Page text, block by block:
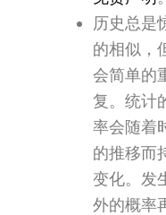
历史总是
的相似，
会简单的
复。统计
率会随着
的推移而
变化。发
外的概率